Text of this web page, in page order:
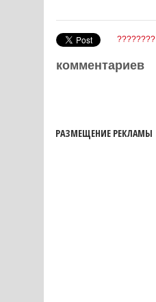
????????
комментариев
РАЗМЕЩЕНИЕ РЕКЛАМЫ